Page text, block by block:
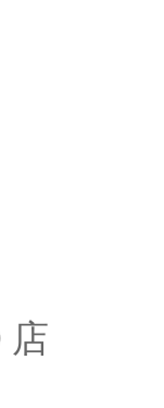
店